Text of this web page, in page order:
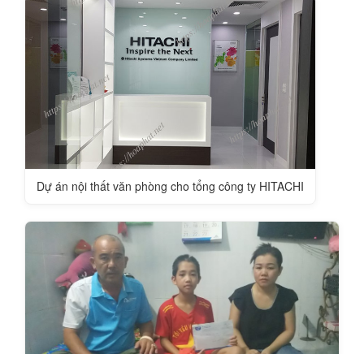
Dự án nội thất văn phòng cho tổng công ty HITACHI